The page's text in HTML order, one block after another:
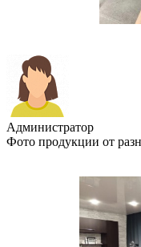
Администратор
Фото продукции от